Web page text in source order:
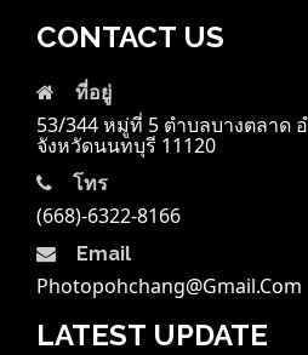
CONTACT US
ที่อยู่
53/344 หมู่ที่ 5 ตำบลบางตลาด
จังหวัดนนทบุรี 11120
โทร
(668)-6322-8166
Email
Photopohchang@gmail.com
LATEST UPDATE